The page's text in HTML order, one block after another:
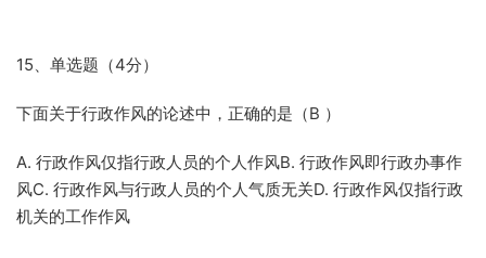
15、单选题（4分）
下面关于行政作风的论述中，正确的是（B ）
A. 行政作风仅指行政人员的个人作风B. 行政作风即行政办事作
风C. 行政作风与行政人员的个人气质无关D. 行政作风仅指行政
机关的工作作风